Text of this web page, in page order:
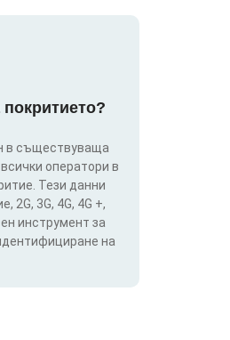
в съществуваща
оператори в
Тези данни
2G, 3G, 4G, 4G +,
инструмент за
на